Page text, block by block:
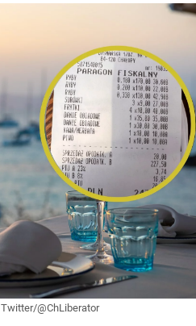
Twitter/@ChLiberator